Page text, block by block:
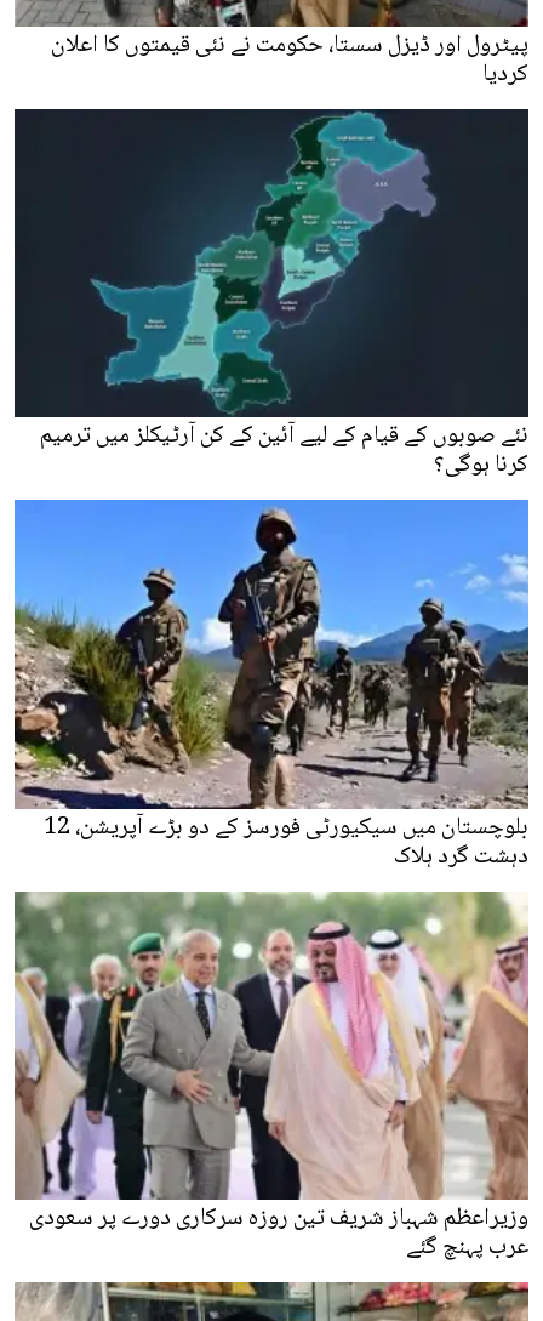
پیٹرول اور ڈیزل سستا، حکومت نے نئی قیمتوں کا اعلان
کردیا
نئے صوبوں کے قیام کے لیے آئین کے کن آرٹیکلز میں ترمیم
کرنا ہوگی؟
بلوچستان میں سیکیورٹی فورسز کے دو بڑے آپریشن، 12
دہشت گرد ہلاک
وزیراعظم شہباز شریف تین روزہ سرکاری دورے پر سعودی
عرب پہنچ گئے